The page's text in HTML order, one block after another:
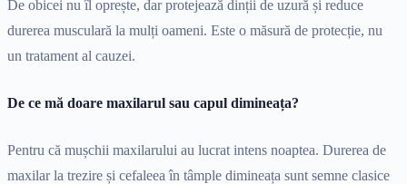
De obicei nu îl oprește, dar protejează dinții de uzură și reduce
durerea musculară la mulți oameni. Este o măsură de protecție, nu
un tratament al cauzei.
De ce mă doare maxilarul sau capul dimineața?
Pentru că mușchii maxilarului au lucrat intens noaptea. Durerea de
maxilar la trezire și cefaleea în tâmple dimineața sunt semne clasice